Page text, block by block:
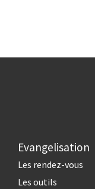
Evangelisation
Les rendez-vous
Les outils